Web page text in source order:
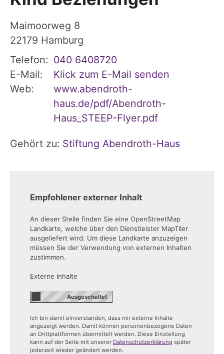
Maimoorweg 8
22179 Hamburg
Telefon: 040 6408720
E-Mail:
Klick zum E-Mail senden
Web:
www.abendroth-
haus.de/pdf/Abendroth-
Haus_STEEP-Flyer.pdf
Gehört zu: Stiftung Abendroth-Haus
Empfohlener externer Inhalt
An dieser Stelle finden Sie eine OpenStreetMap
Landkarte, welche über den Dienstleister MapTiler
ausgeliefert wird. Um diese Landkarte anzuzeigen
müssen Sie der Verwendung von externen Inhalten
zustimmen.
Externe Inhalte
Ich bin damit einverstanden, dass mir externe Inhalte
angezeigt werden. Damit können personenbezogene Daten
an Drittplattformen übermittelt werden. Diese Einstellung
kann auf der Seite mit unserer Datenschutzerklärung später
jederzeit wieder geändert werden.